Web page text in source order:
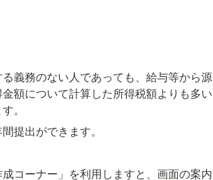
義務のない人であっても、給与等から源
額について計算した所得税額よりも多い
。
提出ができます。
コーナー」を利用しますと、画面の案内